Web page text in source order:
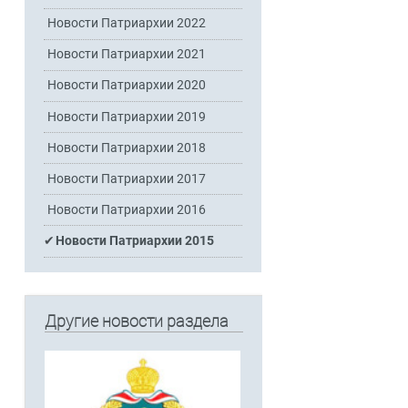
Новости Патриархии 2022
Новости Патриархии 2021
Новости Патриархии 2020
Новости Патриархии 2019
Новости Патриархии 2018
Новости Патриархии 2017
Новости Патриархии 2016
Новости Патриархии 2015
Другие новости раздела